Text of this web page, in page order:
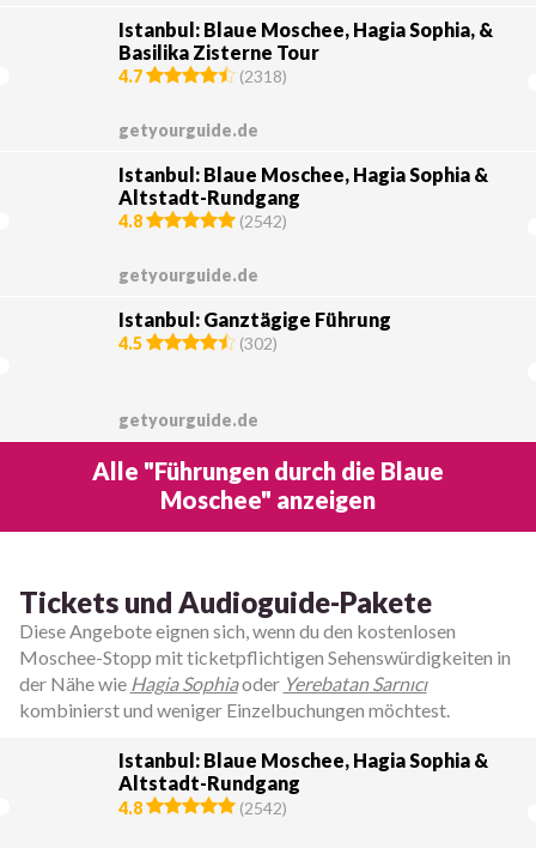
Istanbul: Blaue Moschee, Hagia Sophia, &
Basilika Zisterne Tour
4.7 (2318)
getyourguide.de
Istanbul: Blaue Moschee, Hagia Sophia &
Altstadt-Rundgang
4.8 (2542)
getyourguide.de
Istanbul: Ganztägige Führung
4.5 (302)
getyourguide.de
Alle "Führungen durch die Blaue
Moschee" anzeigen
Tickets und Audioguide-Pakete
Diese Angebote eignen sich, wenn du den kostenlosen
Moschee-Stopp mit ticketpflichtigen Sehenswürdigkeiten in
der Nähe wie Hagia Sophiaoder Yerebatan Sarnıcı
kombinierst und weniger Einzelbuchungen möchtest.
Istanbul: Blaue Moschee, Hagia Sophia &
Altstadt-Rundgang
4.8 (2542)